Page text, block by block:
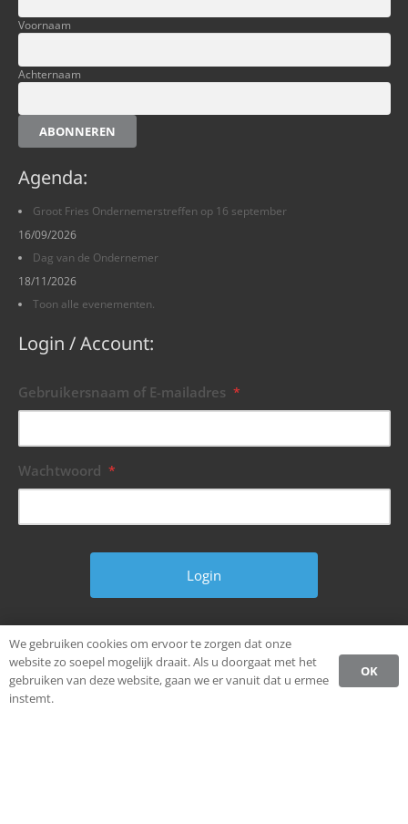
Voornaam
Achternaam
ABONNEREN
Agenda:
Groot Fries Ondernemerstreffen op 16 september
16/09/2026
Dag van de Ondernemer
18/11/2026
Toon alle evenementen.
Login / Account:
Gebruikersnaam of E-mailadres *
Wachtwoord *
Wachtwoord vergeten?
We gebruiken cookies om ervoor te zorgen dat onze
website zo soepel mogelijk draait. Als u doorgaat met het
gebruiken van deze website, gaan we er vanuit dat u ermee
instemt.
OK